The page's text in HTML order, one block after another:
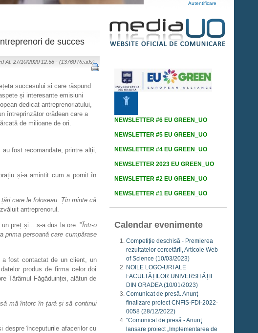
Autentificare
de succes
At: 27/10/2020 12:58 - (13760 Reads)
succesului și care răspund
și interesante emisiuni
dedicat antreprenoriatului,
întreprinzător orădean care a
de milioane de ori.
fost recomandate, printre alții,
și-a amintit cum a pornit în
care le foloseau. Țin minte că
antreprenorul.
preț și... s-a dus la ore. ”Într-o
prima persoană care cumpărase
a fost contactat de un client, un
produs de firma celor doi
Tărâmul Făgăduinței, alături de
mă întorc în țară și să continui
despre începuturile afacerilor cu
NEWSLETTER #6 EU GREEN_UO
NEWSLETTER #5 EU GREEN_UO
NEWSLETTER #4 EU GREEN_UO
NEWSLETTER 2023 EU GREEN_UO
NEWSLETTER #2 EU GREEN_UO
NEWSLETTER #1 EU GREEN_UO
Calendar evenimente
Competiție deschisă - Premierea
rezultatelor cercetării, Articole Web
of Science (10/03/2023)
NOILE LOGO-URI ALE
FACULTĂȚILOR UNIVERSITĂȚII
DIN ORADEA(10/01/2023)
Comunicat de presă. Anunț
finalizare proiect CNFIS-FDI-2022-
0058 (28/12/2022)
"Comunicat de presă - Anunţ
lansare proiect „Implementarea de